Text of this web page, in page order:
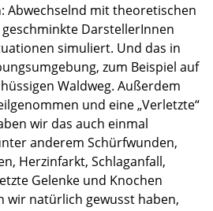
Abwechselnd mit theoretischen
DarstellerInnen
simuliert. Und das in
zum Beispiel auf
Waldweg. Außerdem
und eine „Verletzte“
wir das auch einmal
anderem Schürfwunden,
Herzinfarkt, Schlaganfall,
Gelenke und Knochen
wir natürlich gewusst haben,